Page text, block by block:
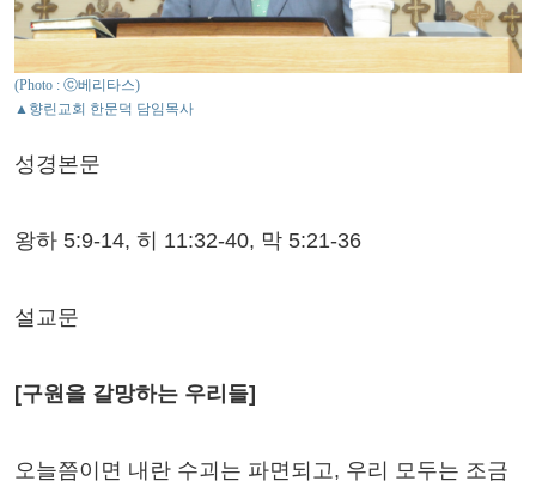
(Photo : ⓒ베리타스)
▲향린교회 한문덕 담임목사
성경본문
왕하 5:9-14, 히 11:32-40, 막 5:21-36
설교문
[구원을 갈망하는 우리들]
오늘쯤이면 내란 수괴는 파면되고, 우리 모두는 조금